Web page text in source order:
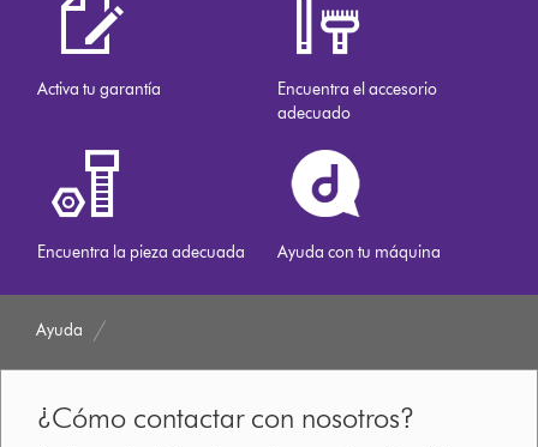
Activa tu garantía
Encuentra el accesorio
adecuado
Encuentra la pieza adecuada Ayuda con tu máquina
Ayuda
¿Cómo contactar con nosotros?